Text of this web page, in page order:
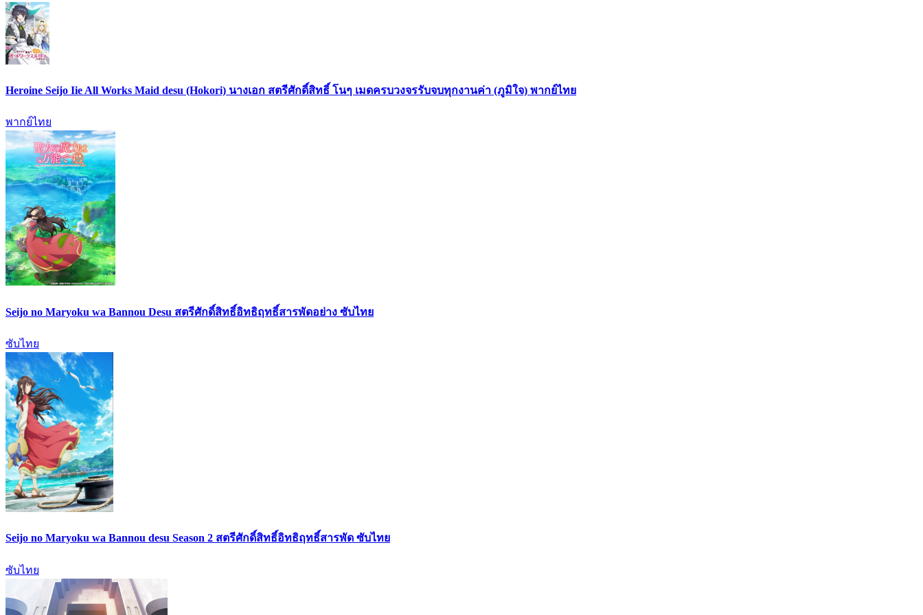
Heroine Seijo Iie All Works Maid desu (Hokori) นางเอก สตรีศักดิ์สิทธิ์ โนๆ เมดครบวงจรรับจบทุกงานค่า (ภูมิใจ) พากย์ไทย
พากย์ไทย
Seijo no Maryoku wa Bannou Desu สตรีศักดิ์สิทธิ์อิทธิฤทธิ์สารพัดอย่าง ซับไทย
ซับไทย
Seijo no Maryoku wa Bannou desu Season 2 สตรีศักดิ์สิทธิ์อิทธิฤทธิ์สารพัด ซับไทย
ซับไทย